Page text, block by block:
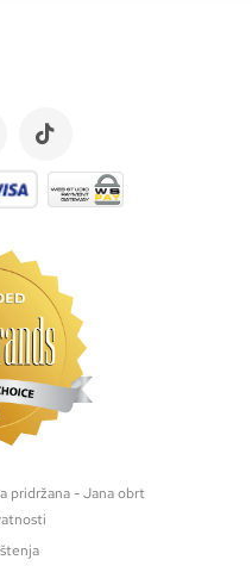
pridržana - Jana obrt